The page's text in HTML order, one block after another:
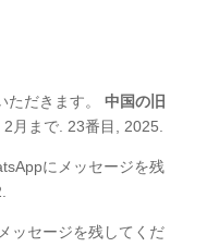
ただきます。 中国の旧
月まで. 23番目, 2025.
にメッセージを残
ッセージを残してくだ